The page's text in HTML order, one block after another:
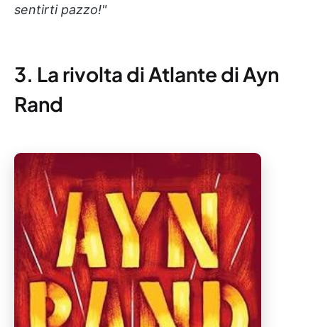
sentirti pazzo!"
3. La rivolta di Atlante di Ayn
Rand